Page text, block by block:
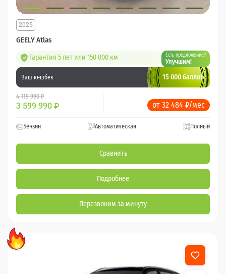
GEELY Atlas
2025
Гарантия 5 лет или 150 000 км Есть предложение?
Улучшим!
Ваш кешбек 15 000 баллов
4 119 990 ₽
3 599 990 ₽ от 32 484 ₽/мес
Бензин Автоматическая Полный
Сравнить
Подробнее
Перезвоним за минуту